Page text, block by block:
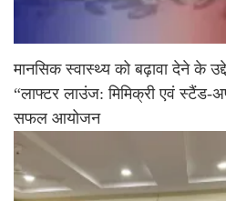
मानसिक स्वास्थ्य को बढ़ावा देने के
“लाफ्टर लाउंज: मिमिक्री एवं स्टैंड-
सफल आयोजन